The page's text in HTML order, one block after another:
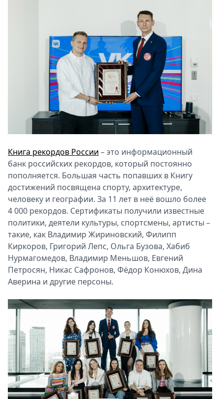
Книга рекордов России – это информационный
банк российских рекордов, который постоянно
пополняется. Большая часть попавших в Книгу
достижений посвящена спорту, архитектуре,
человеку и географии. За 11 лет в неё вошло более
4 000 рекордов. Сертификаты получили известные
политики, деятели культуры, спортсмены, артисты –
такие, как Владимир Жириновский, Филипп
Киркоров, Григорий Лепс, Ольга Бузова, Хабиб
Нурмагомедов, Владимир Меньшов, Евгений
Петросян, Никас Сафронов, Фёдор Конюхов, Дина
Аверина и другие персоны.